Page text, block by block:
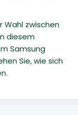
Wahl zwischen
diesem
Samsung
Sie, wie sich